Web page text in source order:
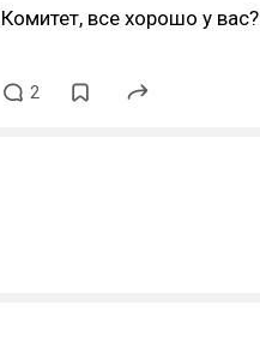
Комитет, все хорошо у вас?
2